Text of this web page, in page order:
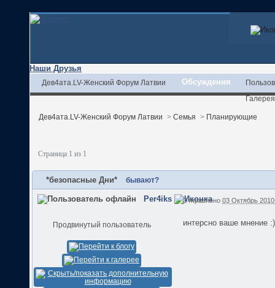
Наши Друзья
Дев4ата.LV-Женский Форум Латвии Обсуждения
Галерея
Дев4ата.LV-Женский Форум Латвии > Семья > Планирующие
Страница 1 из 1
*безопасные Дни* бывают?
Per4iks
Продвинутый пользователь
Отправлено 03 Октябрь
интерсно ваше мнение :)